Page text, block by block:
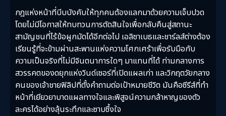
กฎแห่งหน้าที่บีบบังคับให้ทุกคนต้องแลกมาด้วยความเจ็บปวด
โดยไม่มีโอกาสให้ทบทวนการตัดสินใจเพื่อกลับคืนสู่สถานะ
สามัญชนที่ไร้ข้อผูกมัดได้อีกต่อไป เอลิซาเบธและชาร์ลส์ต่างต้อง
เรียนรู้ที่จะข้ามผ่านสะพานแห่งความโศกเศร้าเพื่อรับมือกับ
ความเป็นจริงที่ไม่มีจินตนาการใดๆ มาแทนที่ได้ ท่ามกลางการ
สวรรคตของดยุกแห่งวินด์เซอร์ที่เปิดแผลเก่า และวิกฤตวัยกลาง
คนของเจ้าชายฟิลิปที่ตั้งคำถามต่อเป้าหมายชีวิต มันคือซีรีส์ที่ทำ
หน้าที่เยียวยาบาดแผลทางใจและพิสูจน์ความกล้าหาญของตัว
ละครได้อย่างลุ้นระทึกและซาบซึ้งใจ